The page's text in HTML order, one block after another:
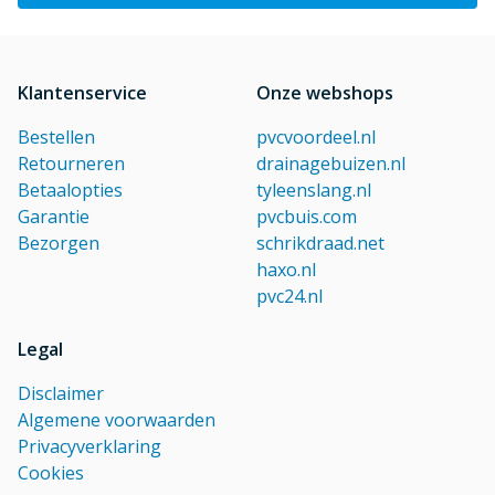
Klantenservice
Bestellen
Retourneren
Betaalopties
Garantie
Bezorgen
Onze webshops
pvcvoordeel.nl
drainagebuizen.nl
tyleenslang.nl
pvcbuis.com
schrikdraad.net
haxo.nl
pvc24.nl
Legal
Disclaimer
Algemene voorwaarden
Privacyverklaring
Cookies